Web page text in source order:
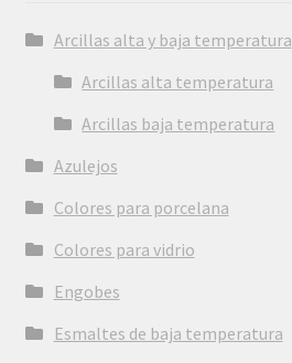
Arcillas alta y baja temperatura
Arcillas alta temperatura
Arcillas baja temperatura
Azulejos
Colores para porcelana
Colores para vidrio
Engobes
Esmaltes de baja temperatura